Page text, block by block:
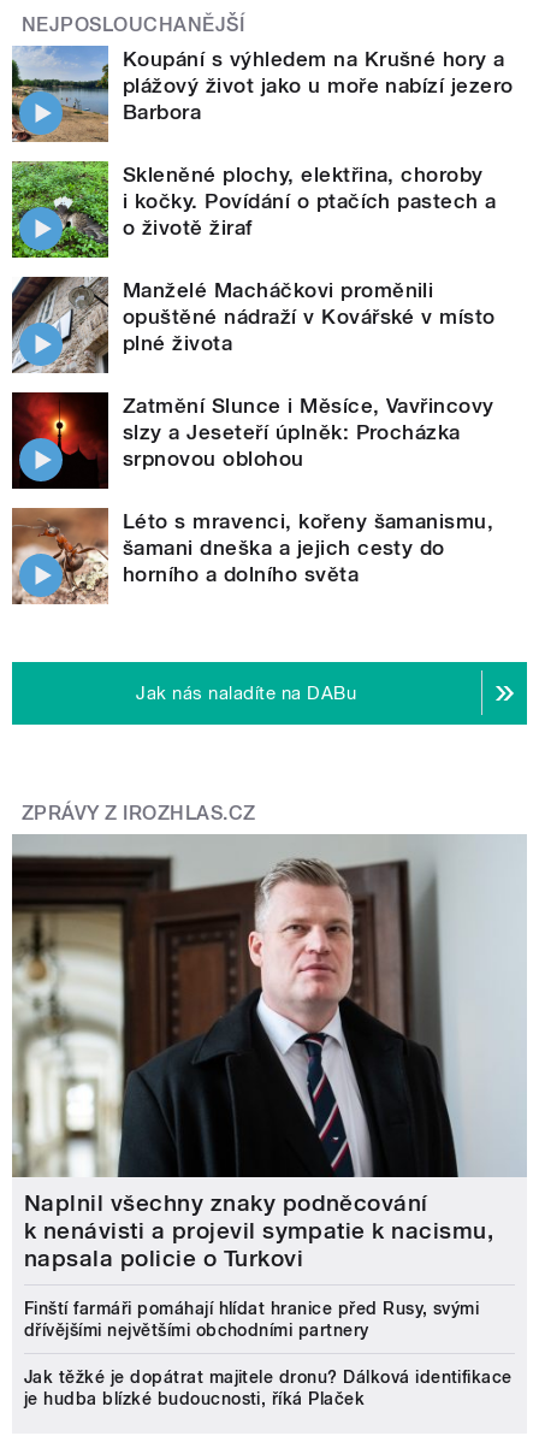
NEJPOSLOUCHANĚJŠÍ
Koupání s výhledem na Krušné hory a
plážový život jako u moře nabízí jezero
Barbora
Skleněné plochy, elektřina, choroby
i kočky. Povídání o ptačích pastech a
o životě žiraf
Manželé Macháčkovi proměnili
opuštěné nádraží v Kovářské v místo
plné života
Zatmění Slunce i Měsíce, Vavřincovy
slzy a Jeseteří úplněk: Procházka
srpnovou oblohou
Léto s mravenci, kořeny šamanismu,
šamani dneška a jejich cesty do
horního a dolního světa
Jak nás naladíte na DABu
ZPRÁVY Z IROZHLAS.CZ
Naplnil všechny znaky podněcování
k nenávisti a projevil sympatie k nacismu,
napsala policie o Turkovi
Finští farmáři pomáhají hlídat hranice před Rusy, svými
dřívějšími největšími obchodními partnery
Jak těžké je dopátrat majitele dronu? Dálková identifikace
je hudba blízké budoucnosti, říká Plaček